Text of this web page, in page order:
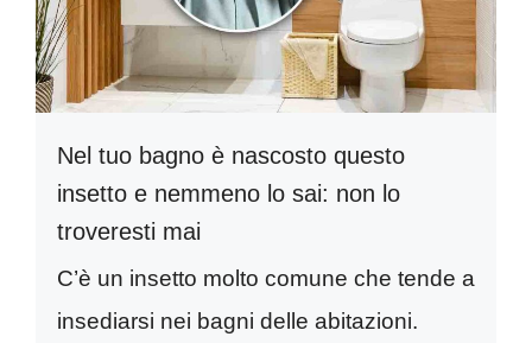
Nel tuo bagno è nascosto questo
insetto e nemmeno lo sai: non lo
troveresti mai
C’è un insetto molto comune che tende a
insediarsi nei bagni delle abitazioni.